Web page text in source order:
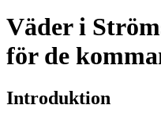
Väder i
för de
Introduktion